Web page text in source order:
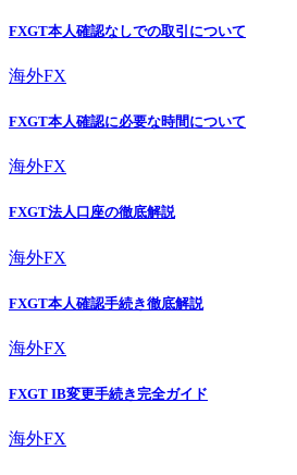
FXGT本人確認なしでの取引について
海外FX
FXGT本人確認に必要な時間について
海外FX
FXGT法人口座の徹底解説
海外FX
FXGT本人確認手続き徹底解説
海外FX
FXGT IB変更手続き完全ガイド
海外FX